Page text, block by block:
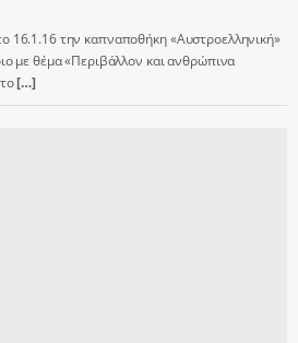
16.1.16 την καπναποθήκη «Αυστροελληνική»
με θέμα «Περιβάλλον και ανθρώπινα
[…]